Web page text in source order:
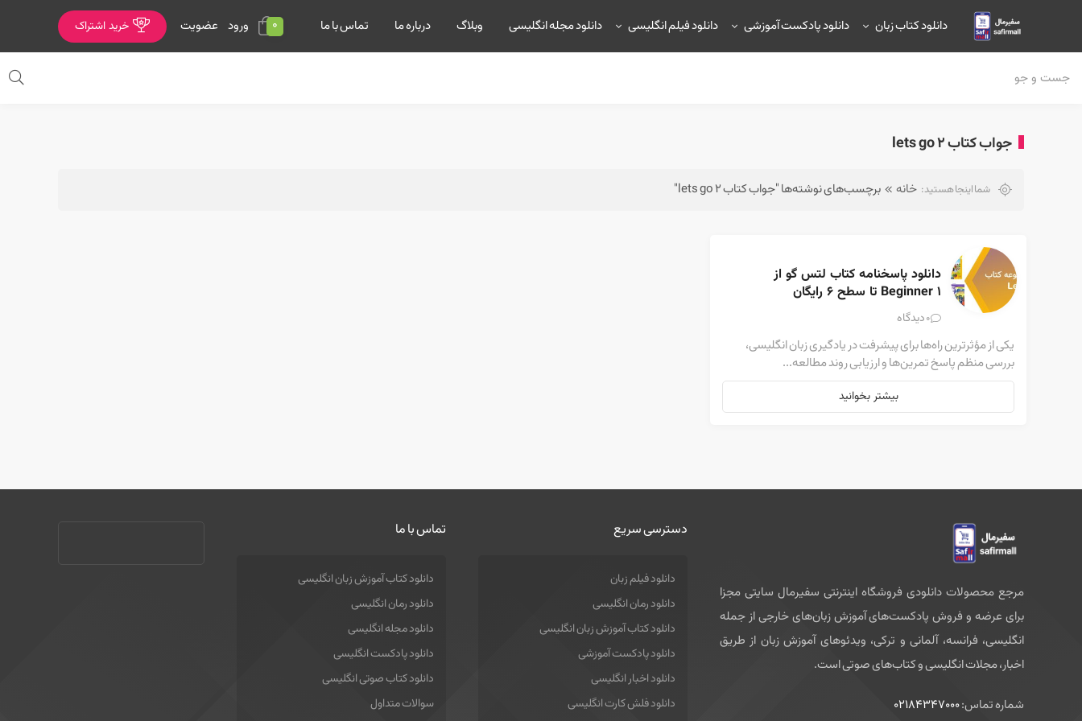
دانلود کتاب زبان دانلود پادکست آموزشی دانلود فیلم انگلیسی دانلود مجله انگلیسی وبلاگ درباره ما تماس با ما 0 ورود عضویت خرید اشتراک
جواب کتاب lets go 2
شما اینجا هستید: خانه برچسب‌های نوشته‌ها "جواب کتاب lets go 2"
دانلود پاسخنامه کتاب لتس گو از
Beginner 1 تا سطح ۶ رایگان
0 دیدگاه
یکی از مؤثرترین راه‌ها برای پیشرفت در یادگیری زبان انگلیسی،
بررسی منظم پاسخ تمرین‌ها و ارزیابی روند مطالعه...
بیشتر بخوانید
مرجع محصولات دانلودی فروشگاه اینترنتی سفیرمال سایتی مجزا
برای عرضه و فروش پادکست‌های آموزش زبان‌های خارجی از جمله
انگلیسی، فرانسه، آلمانی و ترکی، ویدئوهای آموزش زبان از طریق
اخبار، مجلات انگلیسی و کتاب‌های صوتی است.
شماره تماس:02184347000
دسترسی سریع
دانلود فیلم زبان
دانلود رمان انگلیسی
دانلود کتاب آموزش زبان انگلیسی
دانلود پادکست آموزشی
دانلود اخبار انگلیسی
دانلود فلش کارت انگلیسی
تماس با ما
دانلود کتاب آموزش زبان انگلیسی
دانلود رمان انگلیسی
دانلود مجله انگلیسی
دانلود پادکست انگلیسی
دانلود کتاب صوتی انگلیسی
سوالات متداول